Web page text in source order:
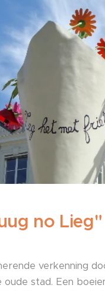
no Lieg"
verkenning
oude stad. Een